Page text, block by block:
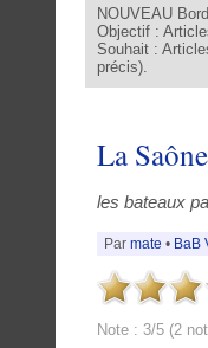
NOUVEAU
Objectif :
Souhait :
précis).
La
les bateaux
Par mate • BaB
Note : 3/5 (2